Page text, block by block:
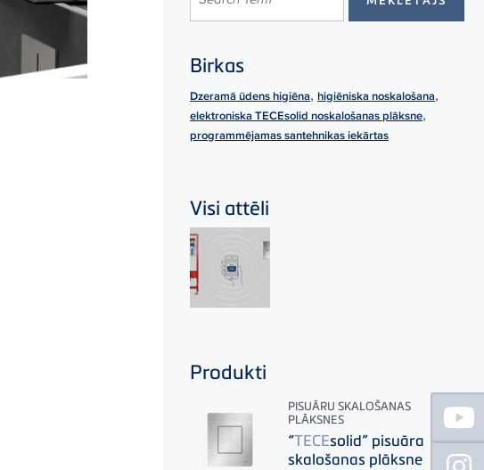
Birkas
Dzeramā ūdens higiēna, higiēniska noskalošana,
elektroniska TECEsolid noskalošanas plāksne,
programmējamas santehnikas iekārtas
Visi attēli
Produkti
PISUĀRU SKALOŠANAS
PLĀKSNES
“TECEsolid” pisuāra
skalošanas plāksne
Floating
Sidebar